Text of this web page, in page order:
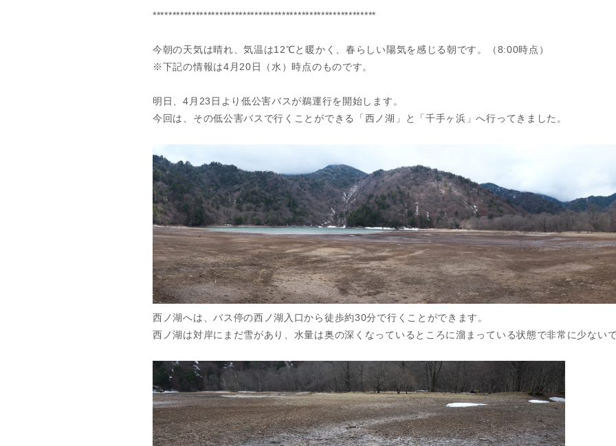
*********************************************************
今朝の天気は晴れ、気温は12℃と暖かく、春らしい陽気を感じる朝です。（8:00時点）
※下記の情報は4月20日（水）時点のものです。
明日、4月23日より低公害バスが鵜運行を開始します。
今回は、その低公害バスで行くことができる「西ノ湖」と「千手ヶ浜」へ行ってきました。
西ノ湖へは、バス停の西ノ湖入口から徒歩約30分で行くことができます。
西ノ湖は対岸にまだ雪があり、水量は奥の深くなっているところに溜まっている状態で非常に少ない